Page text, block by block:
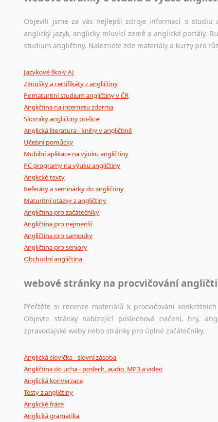
původního zdroje textu.
Ostatní pomůcky pro překladatele
poradny a pravidla
Objevili jsme za vás nejlepší zdroje informací o studiu
anglický jazyk, anglicky mluvící země a anglické portály.
studium angličtiny. Naleznete zde materiály a kurzy pro
Jazykové školy AJ
Zkoušky a certifikáty z angličtiny
Pomaturitní studium angličtiny v ČR
Angličtina na internetu zdarma
Slovníky angličtiny on-line
Anglická literatura - knihy v angličtině
Učební pomůcky
Mobilní aplikace na výuku angličtiny
PC programy na výuku angličtiny
Anglické texty
Referáty a seminárky do angličtiny
Maturitní otázky z angličtiny
Angličtina pro začátečníky
Angličtina pro nejmenší
Angličtina pro samouky
Angličtina pro seniory
Obchodní angličtina
webové stránky na procvičování
Přečtěte si recenze materiálů k procvičování
Objevte stránky nabízející poslechová cvičení, hry,
zpravodajské weby nebo stránky pro úplné začátečníky.
Anglická slovíčka - slovní zásoba
Angličtina do ucha - poslech, audio, MP3 a video
Anglická konverzace
Testy z angličtiny
Anglické fráze
Anglická gramatika